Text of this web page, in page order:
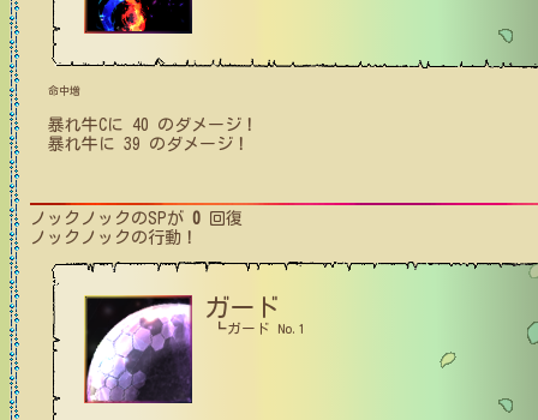
命中増
暴れ牛Cに 40 のダメージ！
暴れ牛 に 39 のダメージ！
ノックノック のSPが 0 回復
ノックノック の行動！
ガード
┗ガード No.1